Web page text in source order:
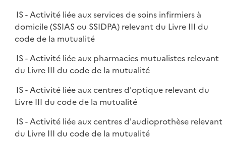
IS - Activité liée aux services de soins infirmiers à
domicile (SSIAS ou SSIDPA) relevant du Livre III du
code de la mutualité
IS - Activité liée aux pharmacies mutualistes relevant
du Livre III du code de la mutualité
IS - Activité liée aux centres d'optique relevant du
Livre III du code de la mutualité
IS - Activité liée aux centres d'audioprothèse relevant
du Livre III du code de la mutualité